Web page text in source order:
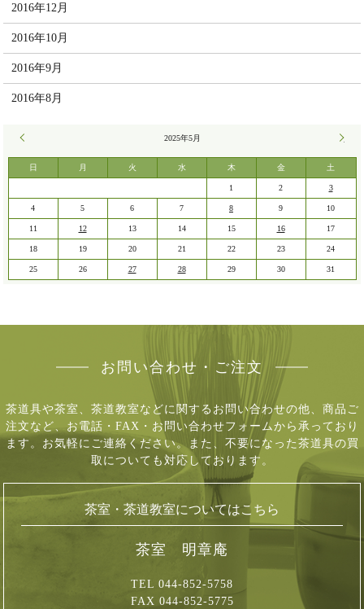
2016年12月
2016年10月
2016年9月
2016年8月
2025年5月
日 月 火 水 木 金 土
6月 »
1 2 3
4 5 6 7 8 9 10
11 12 13 14 15 16 17
18 19 20 21 22 23 24
25 26 27 28 29 30 31
お問い合わせ・ご注文
茶道具や茶室、茶道教室などに関するお問い合わせの他、商品ご
注文など、 お電話・FAX・お問い合わせフォームから承っており
ます。お気軽にご連絡ください。 また、不要になった茶道具の買
取についても対応しております。
茶室・茶道教室についてはこちら
茶室 明章庵
TEL 044-852-5758
FAX 044-852-5775